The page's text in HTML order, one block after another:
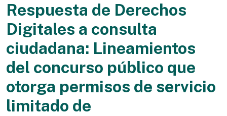
Respuesta de Derechos
Digitales a consulta
ciudadana: Lineamientos
del concurso público que
otorga permisos de servicio
limitado de